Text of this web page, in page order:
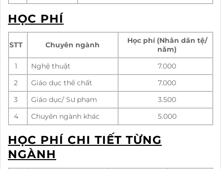
HỌC PHÍ
STT Chuyên ngành
Học phí (Nhân dân tệ/
năm)
1
Nghệ thuật
7.000
2
Giáo dục thể chất
7.000
3
Giáo dục/ Sư phạm
3.500
4
Chuyên ngành khác 5.000
HỌC PHÍ CHI TIẾT TỪNG
NGÀNH